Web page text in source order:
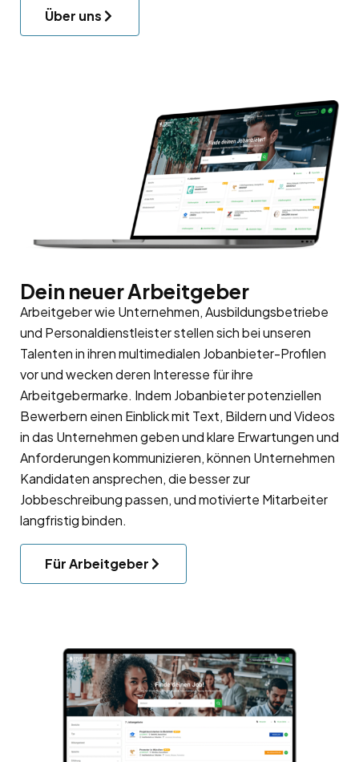
Über uns
Dein neuer Arbeitgeber
Arbeitgeber wie Unternehmen, Ausbildungsbetriebe
und Personaldienstleister stellen sich bei unseren
Talenten in ihren multimedialen Jobanbieter-Profilen
vor und wecken deren Interesse für ihre
Arbeitgebermarke. Indem Jobanbieter potenziellen
Bewerbern einen Einblick mit Text, Bildern und Videos
in das Unternehmen geben und klare Erwartungen und
Anforderungen kommunizieren, können Unternehmen
Kandidaten ansprechen, die besser zur
Jobbeschreibung passen, und motivierte Mitarbeiter
langfristig binden.
Für Arbeitgeber